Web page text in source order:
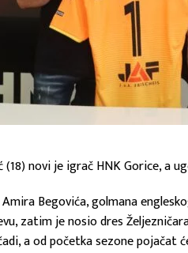
novi je igrač HNK Gorice, a
Begovića, golmana
zatim je nosio dres
a od početka sezone pojačat